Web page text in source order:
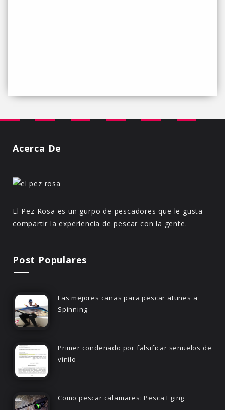
Acerca De
El Pez Rosa es un gurpo de pescadores que le gusta
compartir la experiencia de pescar con la gente.
Post Populares
Las mejores cañas para pescar atunes a
Spinning
Primer condenado por falsificar señuelos de
vinilo
Como pescar calamares: Pesca Eging